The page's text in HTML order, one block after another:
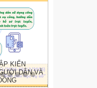
KIẾN
DÂN VÀ